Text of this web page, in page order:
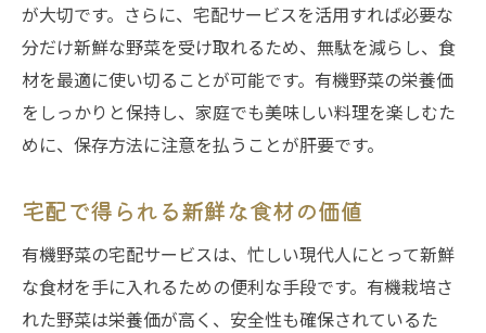
が大切です。さらに、宅配サービスを活用すれば必要な
分だけ新鮮な野菜を受け取れるため、無駄を減らし、食
材を最適に使い切ることが可能です。有機野菜の栄養価
をしっかりと保持し、家庭でも美味しい料理を楽しむた
めに、保存方法に注意を払うことが肝要です。
宅配で得られる新鮮な食材の価値
有機野菜の宅配サービスは、忙しい現代人にとって新鮮
な食材を手に入れるための便利な手段です。有機栽培さ
れた野菜は栄養価が高く、安全性も確保されているた